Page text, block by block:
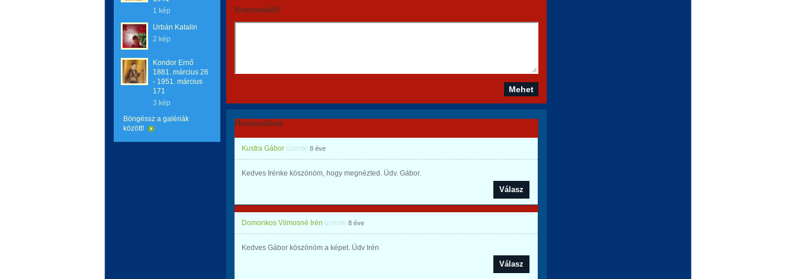
1 kép
Urbán Katalin
2 kép
Kondor Ernő
1881. március 26
- 1951. március
171
3 kép
Böngéssz a galériák
között!
Kommentáld!
Hozzászólások
Kustra Gábor üzente 8 éve
Kedves Irénke köszönöm, hogy megnézted. Üdv. Gábor.
Válasz
Domonkos Vilmosné Irén üzente 8 éve
Kedves Gábor köszönöm a képet. Üdv Irén
Válasz